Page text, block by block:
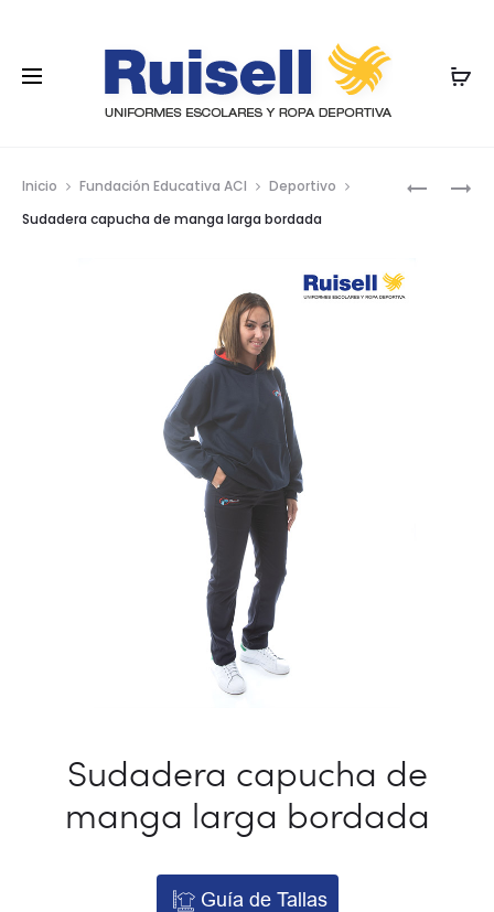
POLAR
Inicio Fundación Educativa ACI
Deportivo
Sudadera capucha de manga larga bordada
Sudadera capucha de
manga larga bordada
Guía de Tallas